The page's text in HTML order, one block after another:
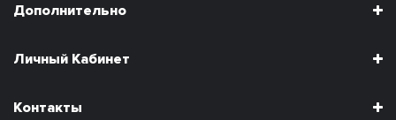
Дополнительно
Личный Кабинет
Контакты